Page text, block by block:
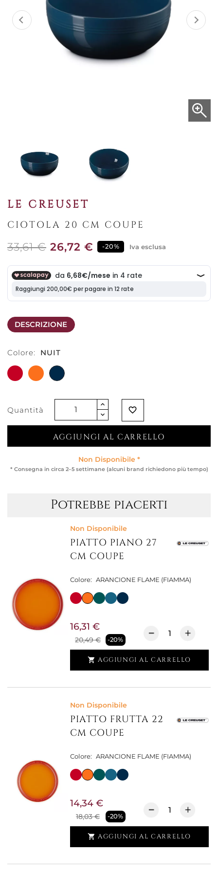
LE CREUSET
CIOTOLA 20 CM COUPE
33,61 € 26,72 € -20% Iva esclusa
DESCRIZIONE
Colore: NUIT
ROSSO
CHERRY
ARANCIONE
FLAME
NUIT
Quantità favorite_border
AGGIUNGI AL CARRELLO
Non Disponibile *
* Consegna in circa 2–5 settimane (alcuni brand richiedono più tempo)
Potrebbe piacerti
Non Disponibile
PIATTO PIANO 27
CM COUPE
Colore: ARANCIONE FLAME (FIAMMA)
20,49 € -20%
16,31 €
 AGGIUNGI AL CARRELLO
Non Disponibile
PIATTO FRUTTA 22
CM COUPE
Colore: ARANCIONE FLAME (FIAMMA)
18,03 € -20%
14,34 €
 AGGIUNGI AL CARRELLO